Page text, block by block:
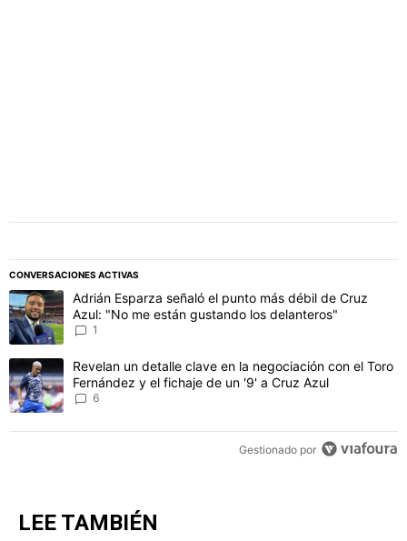
CONVERSACIONES ACTIVAS
Este listado muestra los artículos con más comentarios en los
Un artículo de tendencia con el título "Adrián Esparza señaló el
Adrián Esparza señaló el punto más débil de Cruz
Azul: "No me están gustando los delanteros"
1
Un artículo de tendencia con el título "Revelan un detalle clave
Revelan un detalle clave en la negociación con el Toro
Fernández y el fichaje de un '9' a Cruz Azul
6
Gestionado por
LEE TAMBIÉN